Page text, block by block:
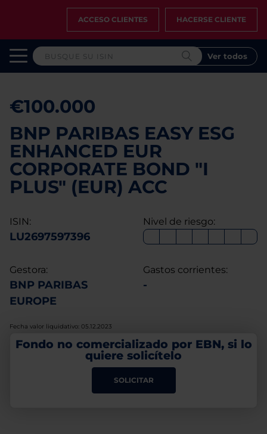
ACCESO CLIENTES HACERSE CLIENTE
Ver todos
€100.000
BNP PARIBAS EASY ESG
ENHANCED EUR
CORPORATE BOND "I
PLUS" (EUR) ACC
ISIN:
LU2697597396
Nivel de riesgo:
Gestora:
BNP PARIBAS
EUROPE
Gastos corrientes:
-
Fecha valor liquidativo: 05.12.2023
Fondo no comercializado por EBN, si lo
quiere solicítelo
SOLICITAR